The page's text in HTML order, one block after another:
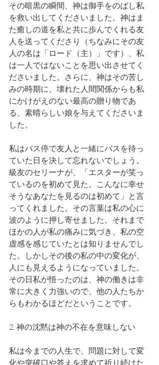
その暗黒の瞬間、神は御手をのばし私
を救い出してくださいました。神はま
た癒しの道を私と共に歩んでくれる友
人を送ってくださり（ちなみにその友
人の名は「ロード（主）」です）、私
は一人ではないことを思い出させてく
ださいました。さらに、神はその苦し
みの時期に、壊れた人間関係からも私
にかけがえのない最高の贈り物であ
る、素晴らしい娘を与えてくださいま
した。
私はバス停で友人と一緒にバスを待っ
ていた日を決して忘れないでしょう。
級友のセリーナが、「エスターが笑っ
ているのを初めて見た。こんなに幸せ
そうなあなたを見るのは初めて」と言
ってくれました。その言葉は私の心に
波のように押し寄せました。それまで
ほかの人が私の痛みに気づき、私の空
虚感を感じていたとは知りませんでし
た。しかしその後の私の中の変化が、
人にも見えるようになっていました。
その日私が悟ったのは、神の働きは非
常に大きく力強いので、他の人たちか
らもわかるほどだということです。
2. 神の沈黙は神の不在を意味しない
私は今までの人生で、問題に対して変
化や突破口や答えを求めて祈り続けた